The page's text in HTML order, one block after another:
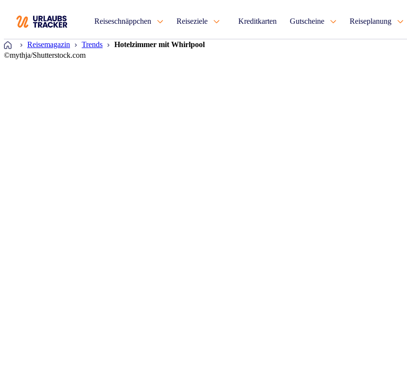
Reiseschnäppchen Reiseziele Kreditkarten Gutscheine Reiseplanung
Startseite
Reisemagazin Trends
Hotelzimmer mit Whirlpool
©mythja/Shutterstock.com